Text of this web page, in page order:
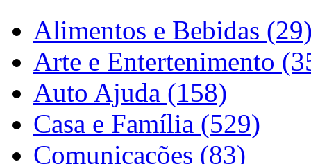
Alimentos e Bebidas
Arte e Entertenimento
Auto Ajuda (158)
Casa e Família (529)
Comunicações (83)